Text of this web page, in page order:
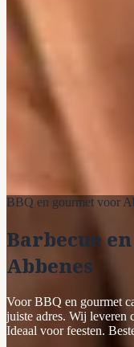
BBQ en gourmet voor
Barbecue
Abbenes
Voor BBQ en gourmet
juiste adres. Wij leveren
Ideaal voor feesten.